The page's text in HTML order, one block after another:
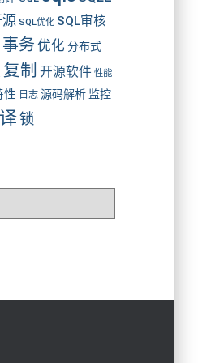
SQL优化 SQL审核
事务 优化 分布式
复制 开源软件 性能
性 日志 源码解析 监控
锁